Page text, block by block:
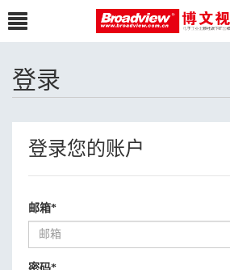
登录
登录您的账户
邮箱*